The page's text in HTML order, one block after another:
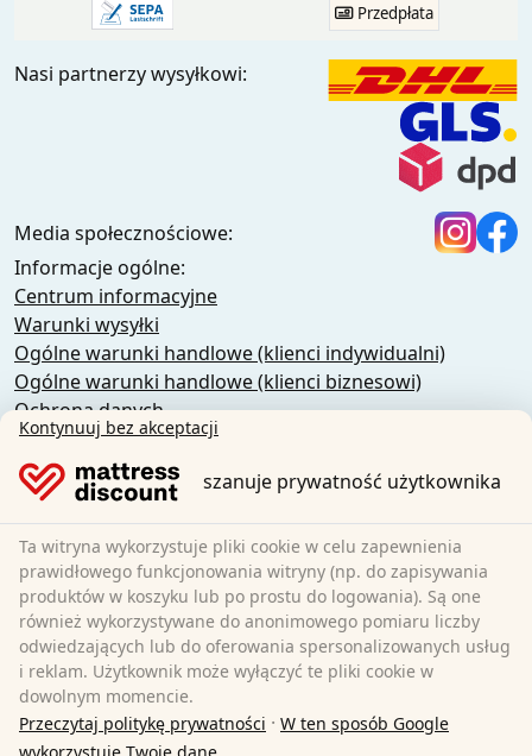
Przedpłata
Nasi partnerzy wysyłkowi:
Media społecznościowe:
Informacje ogólne:
Centrum informacyjne
Warunki wysyłki
Ogólne warunki handlowe (klienci indywidualni)
Ogólne warunki handlowe (klienci biznesowi)
Ochrona danych
Pliki cookie
Polityka anulowania
Nadruk
Odstąpienie od umowy
Sleezzz GmbH
Grebbener Str. 7
52525 Heinsberg
Niemcy
E-Mail:customer-service@matratzen.discount
Kontynuuj bez akceptacji
szanuje prywatność użytkownika
Ta witryna wykorzystuje pliki cookie w celu zapewnienia
prawidłowego funkcjonowania witryny (np. do zapisywania
produktów w koszyku lub po prostu do logowania). Są one
również wykorzystywane do anonimowego pomiaru liczby
odwiedzających lub do oferowania spersonalizowanych usług
i reklam. Użytkownik może wyłączyć te pliki cookie w
dowolnym momencie.
Przeczytaj politykę prywatności · W ten sposób Google